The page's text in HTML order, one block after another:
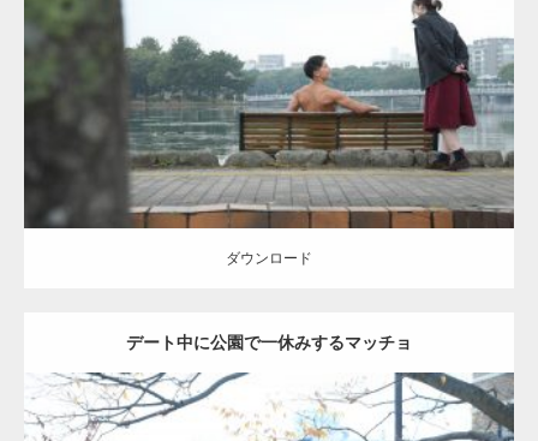
公園のマッチョ AKIHITO(細マッチョ) 背中
ダウンロード
ダウンロード
デート中に公園で一休みするマッチョ